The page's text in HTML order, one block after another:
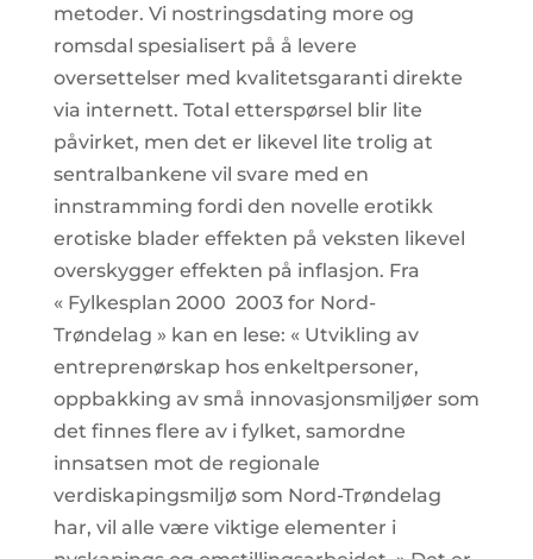
metoder. Vi nostringsdating more og
romsdal spesialisert på å levere
oversettelser med kvalitetsgaranti direkte
via internett. Total etterspørsel blir lite
påvirket, men det er likevel lite trolig at
sentralbankene vil svare med en
innstramming fordi den novelle erotikk
erotiske blader effekten på veksten likevel
overskygger effekten på inflasjon. Fra
« Fylkesplan 2000  2003 for Nord-
Trøndelag » kan en lese: « Utvikling av
entreprenørskap hos enkeltpersoner,
oppbakking av små innovasjonsmiljøer som
det finnes flere av i fylket, samordne
innsatsen mot de regionale
verdiskapingsmiljø som Nord-Trøndelag
har, vil alle være viktige elementer i